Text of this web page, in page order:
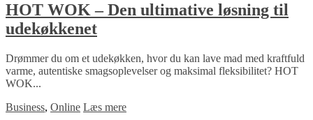
HOT WOK – Den ultimative løsning til
udekøkkenet
Drømmer du om et udekøkken, hvor du kan lave mad med kraftfuld
varme, autentiske smagsoplevelser og maksimal fleksibilitet? HOT
WOK...
Business, Online Læs mere